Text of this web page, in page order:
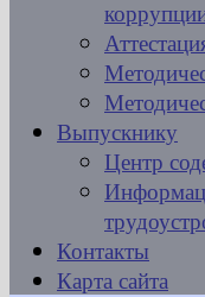
Выпускнику
Центр
Контакты
Карта сайта